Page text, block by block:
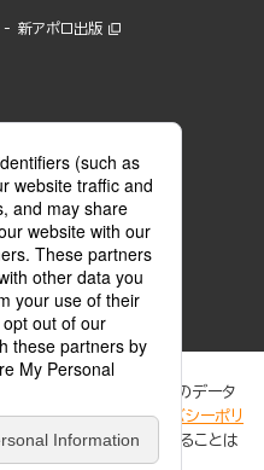
新アポロ出版
スが、著作権者からコンテンツ使用許諾を
向上のためにCookie等のデータ
いての詳細は、「プライバシーポリ
訪問者の個人情報を追跡することは